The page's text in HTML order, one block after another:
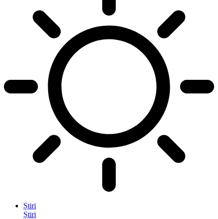
Știri
Știri